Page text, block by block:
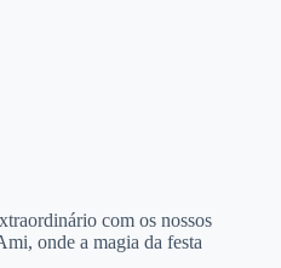
com os nossos
onde a magia da festa